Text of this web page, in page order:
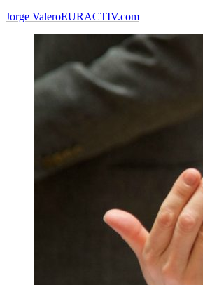
Jorge ValeroEURACTIV.com